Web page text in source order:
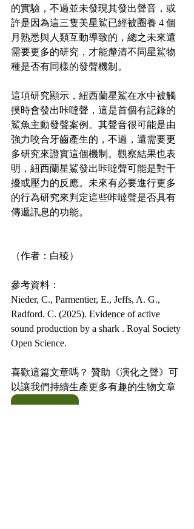
的實驗，不過並未發現其發出聲音，或
許是因為這三隻美星鯊已經被圈養 4 個
月熟悉與人類互動導致的，總之未來還
需要更多的研究，才能釐清不同星鯊物
種是否有同樣的發聲機制。
這項研究顯示，紐西蘭星鯊在水中被觸
摸時會發出咔噠聲，這是首個有記錄的
鯊魚主動發聲案例。其聲音很可能是由
強力咬合牙齒產生的，不過，還需要更
多研究來證實這個機制。觀察結果也表
明，紐西蘭星鯊發出咔噠聲可能是對干
擾或壓力的反應。未來有必要進行更多
的行為研究來判定這些咔噠聲是否具有
傳遞訊息的功能。
（作者：白稜）
參考資料：
Nieder, C., Parmentier, E., Jeffs, A. G.,
Radford. C. (2025). Evidence of active
sound production by a shark . Royal Society
Open Science.
喜歡這篇文章嗎？ 贊助《演化之聲》可
以讓我們持續生產更多有趣的生物文章